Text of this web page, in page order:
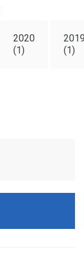
2020
(1)
(1)